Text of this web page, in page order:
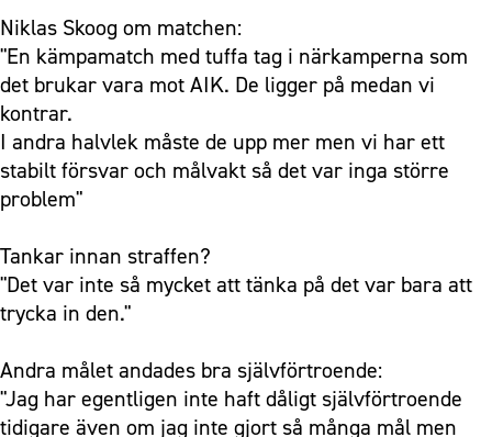
Niklas Skoog om matchen:
"En kämpamatch med tuffa tag i närkamperna som
det brukar vara mot AIK. De ligger på medan vi
kontrar.
I andra halvlek måste de upp mer men vi har ett
stabilt försvar och målvakt så det var inga större
problem"
Tankar innan straffen?
"Det var inte så mycket att tänka på det var bara att
trycka in den."
Andra målet andades bra självförtroende:
"Jag har egentligen inte haft dåligt självförtroende
tidigare även om jag inte gjort så många mål men